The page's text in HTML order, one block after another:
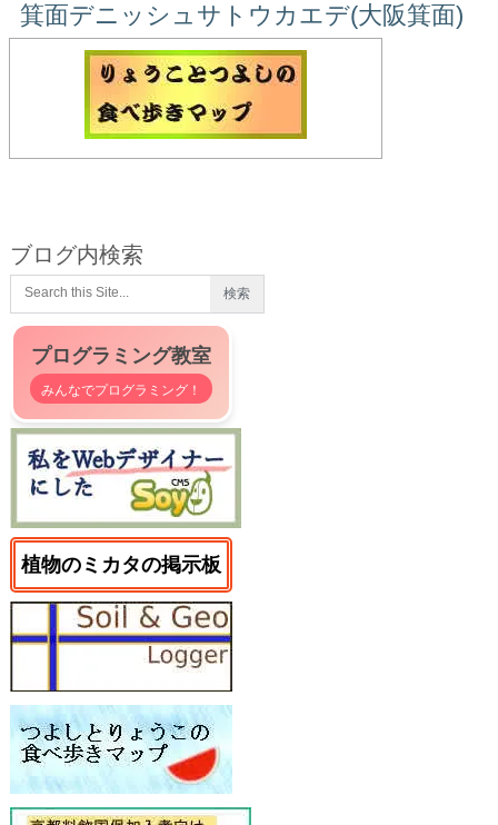
箕面デニッシュサトウカエデ(大阪箕面)
ブログ内検索
プログラミング教室
みんなでプログラミング！
植物のミカタの掲示板